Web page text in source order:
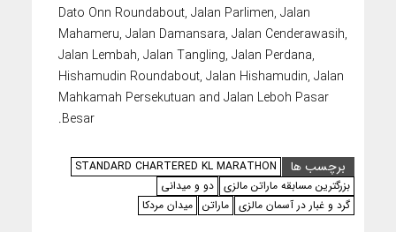
Dato Onn Roundabout, Jalan Parlimen, Jalan
Mahameru, Jalan Damansara, Jalan Cenderawasih,
Jalan Lembah, Jalan Tangling, Jalan Perdana,
Hishamudin Roundabout, Jalan Hishamudin, Jalan
Mahkamah Persekutuan and Jalan Leboh Pasar
Besar.
برچسب ها
STANDARD CHARTERED KL MARATHON
بزرگترین مسابقه ماراتن مالزی دو و میدانی
گرد و غبار در آسمان مالزی ماراتن میدان مردکا